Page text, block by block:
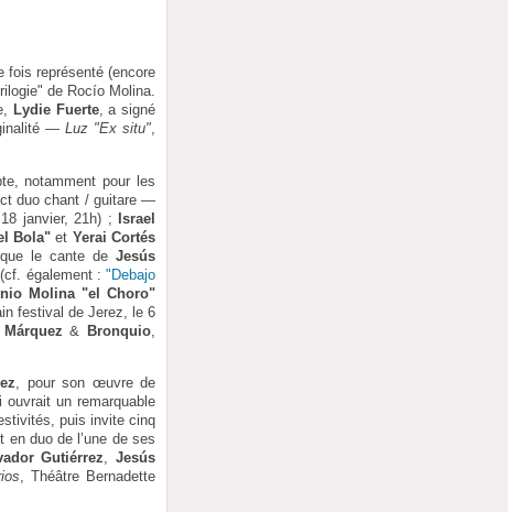
fois représenté (encore
de Rocío Molina.
Lydie Fuerte, a signé
— Luz "Ex situ",
notamment pour les
duo chant / guitare —
janvier, 21h) ; Israel
Bola" et Yerai Cortés
le cante de Jesús
également : "Debajo
Molina "el Choro"
festival de Jerez, le 6
& Bronquio,
, pour son œuvre de
un remarquable
puis invite cinq
duo de l’une de ses
Gutiérrez
Jesús
, Théâtre Bernadette